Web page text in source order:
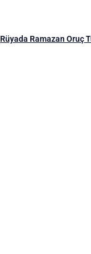
Rüyada Ramazan Oruç